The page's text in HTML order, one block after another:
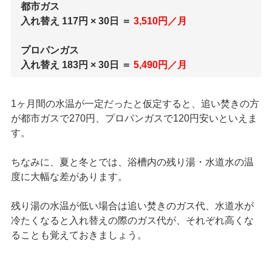
都市ガス
入れ替え 117円 × 30日 ＝ 3,510円／月
プロパンガス
入れ替え 183円 × 30日 ＝ 5,490円／月
1ヶ月間の水温が一定だったと仮定すると、追い焚きの方
が都市ガスで270円、プロパンガスで120円安いといえま
す。
ちなみに、夏と冬とでは、浴槽内の残り湯・水道水の温
度に大幅な差があります。
残り湯の水温が低い場合は追い焚きのガス代、水道水が
冷たくなると入れ替えの際のガス代が、それぞれ高くな
ることも覚えておきましょう。